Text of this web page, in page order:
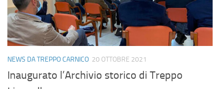
NEWS DA TREPPO CARNICO 20 OTTOBRE 2021
Inaugurato l’Archivio storico di Treppo